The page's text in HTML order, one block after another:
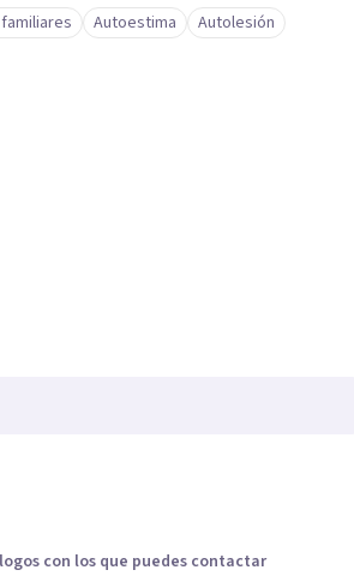
Autoestima
Autolesión
con los que puedes contactar